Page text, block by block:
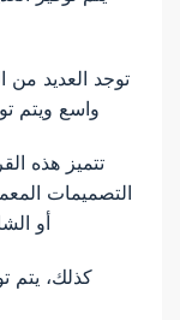
واسع ويتم
التصميمات
أو